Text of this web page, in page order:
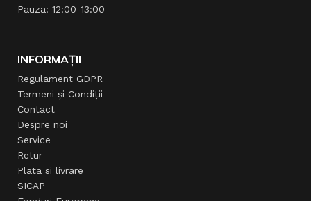
Pauza: 12:00-13:00
INFORMAȚII
Regulament GDPR
Termeni și Condiții
Contact
Despre noi
Service
Retur
Plata si livrare
SICAP